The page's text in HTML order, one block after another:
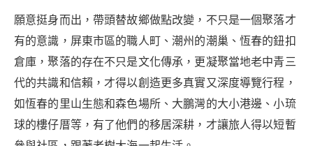
願意挺身而出，帶頭替故鄉做點改變，不只是一個聚落才
有的意識，屏東市區的職人町、潮州的潮巢、恆春的鈕扣
倉庫，聚落的存在不只是文化傳承，更凝聚當地老中青三
代的共識和信賴，才得以創造更多真實又深度導覽行程，
如恆春的里山生態和森色場所、大鵬灣的大小港邊、小琉
球的樓仔厝等，有了他們的移居深耕，才讓旅人得以短暫